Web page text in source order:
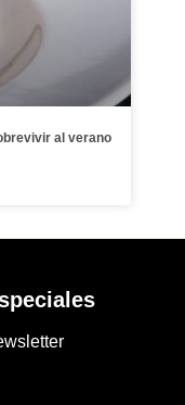
al verano